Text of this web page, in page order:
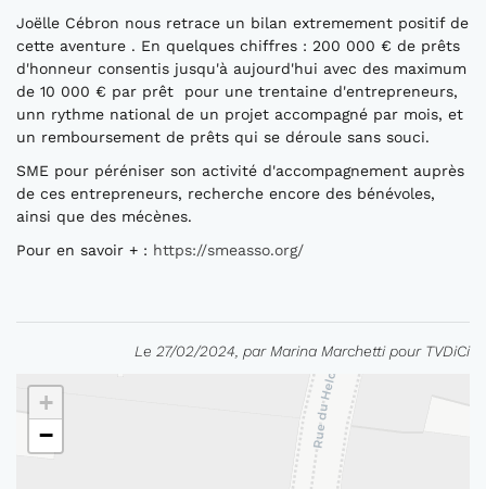
Joëlle Cébron nous retrace un bilan extremement positif de
cette aventure . En quelques chiffres : 200 000 € de prêts
d'honneur consentis jusqu'à aujourd'hui avec des maximum
de 10 000 € par prêt pour une trentaine d'entrepreneurs,
unn rythme national de un projet accompagné par mois, et
un remboursement de prêts qui se déroule sans souci.
SME pour péréniser son activité d'accompagnement auprès
de ces entrepreneurs, recherche encore des bénévoles,
ainsi que des mécènes.
Pour en savoir + : https://smeasso.org/
Le 27/02/2024, par Marina Marchetti pour TVDiCi
+
−